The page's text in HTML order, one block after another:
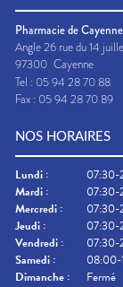
Pharmacie de Cayenne
Angle 26 rue du 14
97300 Cayenne
Tel : 05 94 28 70 88
Fax : 05 94 28 70 89
NOS HORAIRES
Lundi :
Mardi :
Mercredi :
Jeudi :
Vendredi :
Samedi :
08:00-
Dimanche : Fermé